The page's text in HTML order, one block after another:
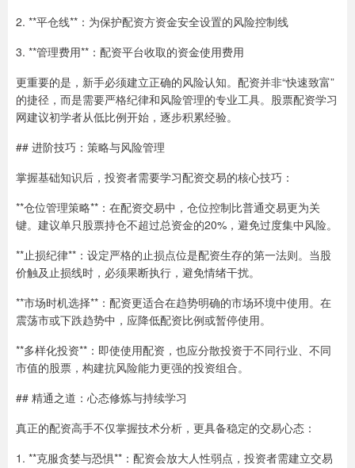
2. **平仓线**：为保护配资方资金安全设置的风险控制线
3. **管理费用**：配资平台收取的资金使用费用
更重要的是，新手必须建立正确的风险认知。配资并非“快速致富”
的捷径，而是需要严格纪律和风险管理的专业工具。股票配资学习
网建议初学者从低比例开始，逐步积累经验。
## 进阶技巧：策略与风险管理
掌握基础知识后，投资者需要学习配资交易的核心技巧：
**仓位管理策略**：在配资交易中，仓位控制比普通交易更为关
键。建议单只股票持仓不超过总资金的20%，避免过度集中风险。
**止损纪律**：设定严格的止损点位是配资生存的第一法则。当股
价触及止损线时，必须果断执行，避免情绪干扰。
**市场时机选择**：配资更适合在趋势明确的市场环境中使用。在
震荡市或下跌趋势中，应降低配资比例或暂停使用。
**多样化投资**：即使使用配资，也应分散投资于不同行业、不同
市值的股票，构建抗风险能力更强的投资组合。
## 精通之道：心态修炼与持续学习
真正的配资高手不仅掌握技术分析，更具备稳定的交易心态：
1. **克服贪婪与恐惧**：配资会放大人性弱点，投资者需建立交易